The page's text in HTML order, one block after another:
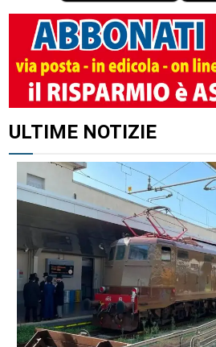
ALTRI ARTICOLI DI